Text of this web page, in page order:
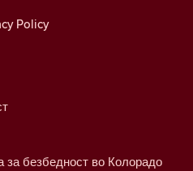
Policy
безбедност во Колорадо